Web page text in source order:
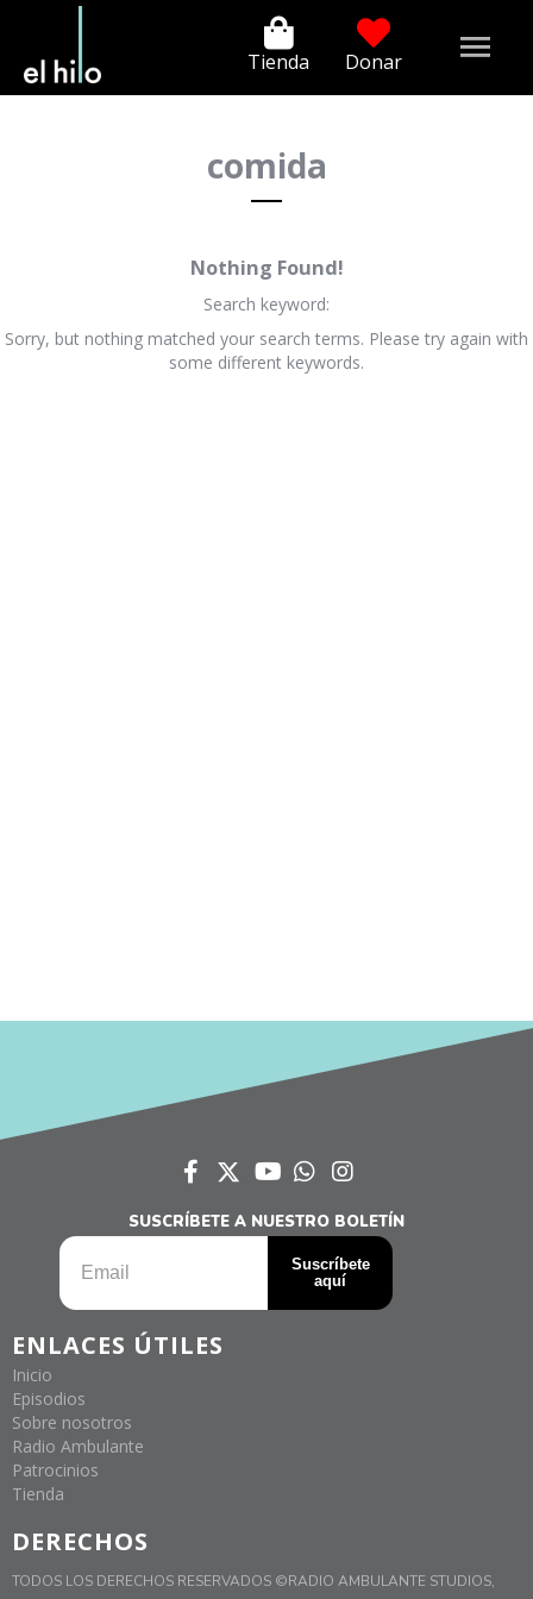
Tienda Donar
comida
Nothing Found!
Search keyword:
Sorry, but nothing matched your search terms. Please try again with
some different keywords.
SUSCRÍBETE A NUESTRO BOLETÍN
ENLACES ÚTILES
Inicio
Episodios
Sobre nosotros
Radio Ambulante
Patrocinios
Tienda
DERECHOS
TODOS LOS DERECHOS RESERVADOS ©RADIO AMBULANTE STUDIOS,